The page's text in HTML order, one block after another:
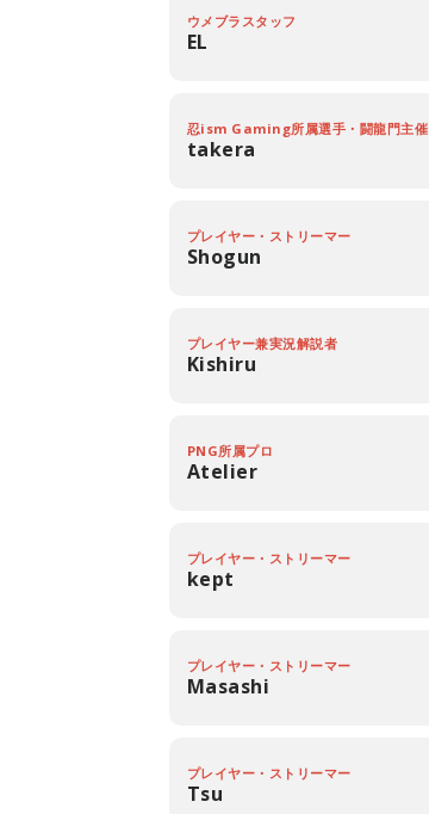
ウメブラスタッフ
EL
忍ism Gaming所属選手・闘龍門主催
takera
プレイヤー・ストリーマー
Shogun
プレイヤー兼実況解説者
Kishiru
PNG所属プロ
Atelier
プレイヤー・ストリーマー
kept
プレイヤー・ストリーマー
Masashi
プレイヤー・ストリーマー
Tsu